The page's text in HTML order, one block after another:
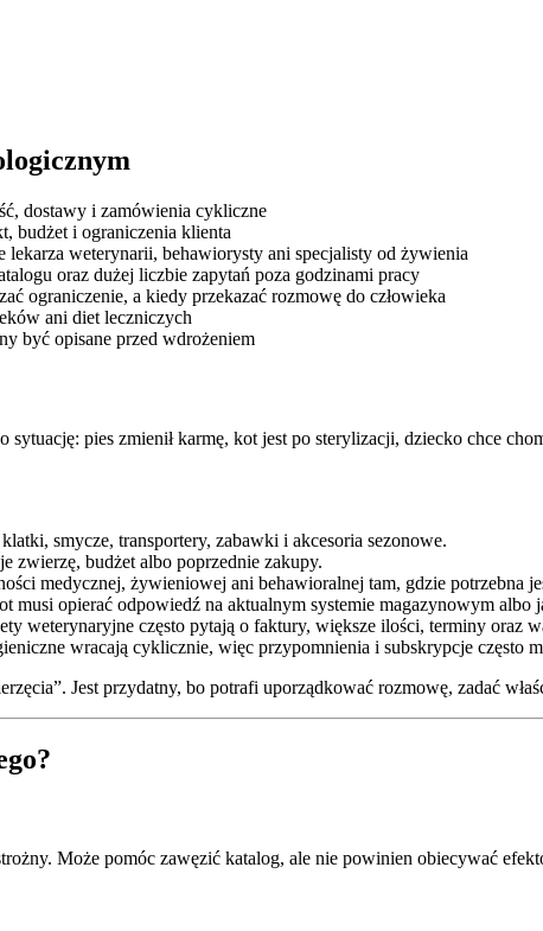
dostawy i zamówienia cykliczne
budżet i ograniczenia klienta
weterynarii, behawiorysty ani specjalisty od żywienia
oraz dużej liczbie zapytań poza godzinami pracy
ograniczenie, a kiedy przekazać rozmowę do człowieka
ani diet leczniczych
być opisane przed wdrożeniem
pies zmienił karmę, kot jest po sterylizacji, dziecko chce
smycze, transportery, zabawki i akcesoria sezonowe.
zwierzę, budżet albo poprzednie zakupy.
medycznej, żywieniowej ani behawioralnej tam, gdzie potrzebna
musi opierać odpowiedź na aktualnym systemie magazynowym albo
weterynaryjne często pytają o faktury, większe ilości, terminy oraz
wracają cyklicznie, więc przypomnienia i subskrypcje często
Jest przydatny, bo potrafi uporządkować rozmowę, zadać
Może pomóc zawęzić katalog, ale nie powinien obiecywać